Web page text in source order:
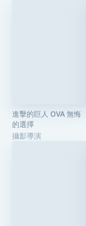
進擊的巨人 OVA 無悔
的選擇
攝影導演